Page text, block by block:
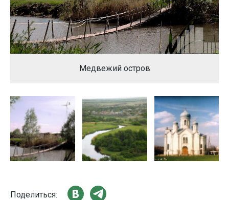
Медвежий остров
Поделиться: